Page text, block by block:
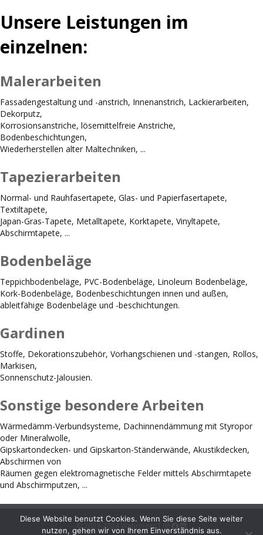
Unsere Leistungen im
einzelnen:
Malerarbeiten
Fassadengestaltung und -anstrich, Innenanstrich, Lackierarbeiten,
Dekorputz,
Korrosionsanstriche, lösemittelfreie Anstriche,
Bodenbeschichtungen,
Wiederherstellen alter Maltechniken, ...
Tapezierarbeiten
Normal- und Rauhfasertapete, Glas- und Papierfasertapete,
Textiltapete,
Japan-Gras-Tapete, Metalltapete, Korktapete, Vinyltapete,
Abschirmtapete, ...
Bodenbeläge
Teppichbodenbeläge, PVC-Bodenbeläge, Linoleum Bodenbeläge,
Kork-Bodenbeläge, Bodenbeschichtungen innen und außen,
ableitfähige Bodenbeläge und -beschichtungen.
Gardinen
Stoffe, Dekorationszubehör, Vorhangschienen und -stangen, Rollos,
Markisen,
Sonnenschutz-Jalousien.
Sonstige besondere Arbeiten
Wärmedämm-Verbundsysteme, Dachinnendämmung mit Styropor
oder Mineralwolle,
Gipskartondecken- und Gipskarton-Ständerwände, Akustikdecken,
Abschirmen von
Räumen gegen elektromagnetische Felder mittels Abschirmtapete
und Abschirmputzen, ...
© 2023-2024 Wehringer |
Diese Website benutzt Cookies. Wenn Sie diese Seite weiter
nutzen, gehen wir von Ihrem Einverständnis aus.